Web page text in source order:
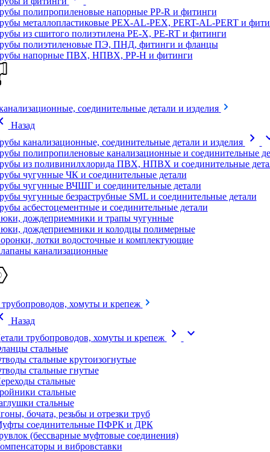
полипропиленовые напорные PP-R и фитинги
металлопластиковые PEX-AL-PEX, PERT-AL-PERT и
из сшитого полиэтилена PE-X, PE-RT и фитинги
полиэтиленовые ПЭ, ПНД, фитинги и фланцы
напорные ПВХ, НПВХ, PP-H и фитинги
соединительные детали и изделия
Назад
канализационные, соединительные детали и изделия
chevron_right
полипропиленовые канализационные и соединительные
из поливинилхлорида ПВХ, НПВХ и соединительные
чугунные ЧК и соединительные детали
чугунные ВЧШГ и соединительные детали
чугунные безраструбные SML и соединительные детали
асбестоцементные и соединительные детали
дождеприемники и трапы чугунные
дождеприемники и колодцы полимерные
лотки водосточные и комплектующие
канализационные
трубопроводов, хомуты и крепеж
Назад
трубопроводов, хомуты и крепеж
chevron_right expand_more
стальные
стальные крутоизогнутые
стальные гнутые
стальные
стальные
стальные
бочата, резьбы и отрезки труб
соединительные ПФРК и ДРК
(бессварные муфтовые соединения)
и вибровставки